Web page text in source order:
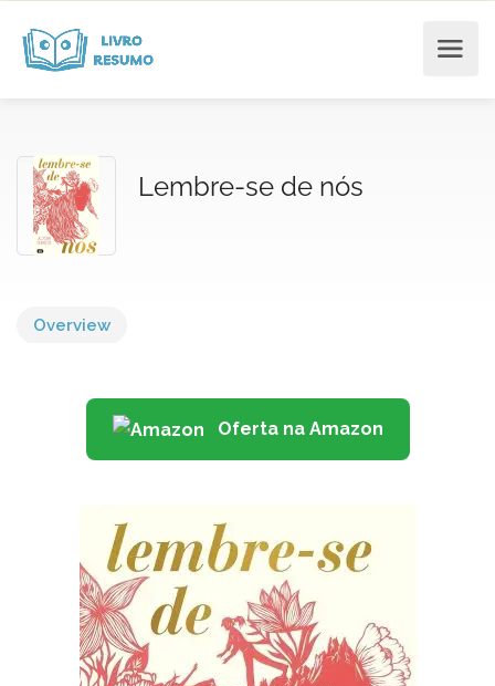
Lembre-se de nós
Overview
Oferta na Amazon